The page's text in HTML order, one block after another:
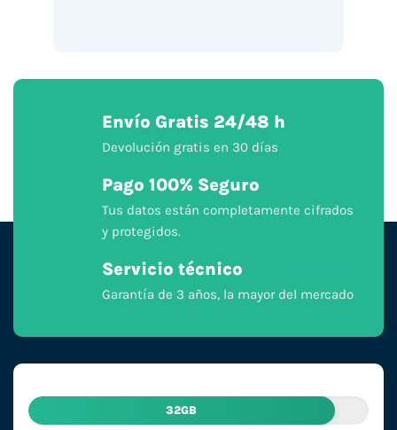
Envío Gratis 24/48 h
Devolución gratis en 30 días
Pago 100% Seguro
Tus datos están completamente cifrados
y protegidos.
Servicio técnico
Garantía de 3 años, la mayor del mercado
32GB